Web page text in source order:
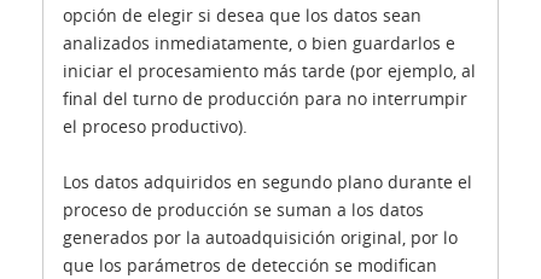
opción de elegir si desea que los datos sean
analizados inmediatamente, o bien guardarlos e
iniciar el procesamiento más tarde (por ejemplo, al
final del turno de producción para no interrumpir
el proceso productivo).
Los datos adquiridos en segundo plano durante el
proceso de producción se suman a los datos
generados por la autoadquisición original, por lo
que los parámetros de detección se modifican